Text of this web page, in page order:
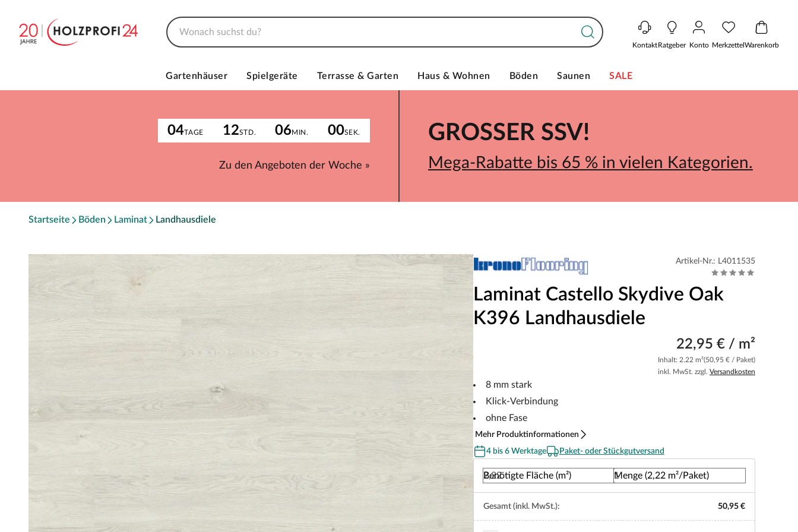
KontaktRatgeber Konto MerkzettelWarenkorb
Gartenhäuser Spielgeräte Terrasse & Garten Haus & Wohnen Böden Saunen SALE
04TAGE 12STD. 06MIN. 00SEK.
Zu den Angeboten der Woche »
GROSSER SSV!
Mega-Rabatte bis 65 % in vielen Kategorien.
Startseite Böden Laminat Landhausdiele
Artikel-Nr.: L4011535
Laminat Castello Skydive Oak
K396 Landhausdiele
22,95 € / m²
Inhalt: 2.22 m²(50,95 € / Paket)
inkl. MwSt. zzgl. Versandkosten
8 mm stark
Klick-Verbindung
ohne Fase
Mehr Produktinformationen
4 bis 6 Werktage
Paket- oder Stückgutversand
Benötigte Fläche (m²) Menge (2,22 m²/Paket)
Gesamt (inkl. MwSt.): 50,95 €